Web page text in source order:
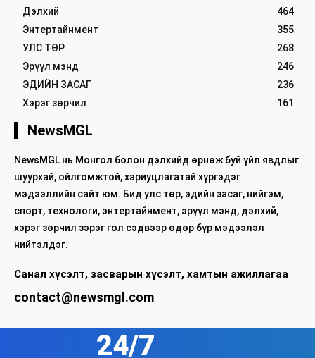
Дэлхий
464
Энтертайнмент
355
УЛС ТӨР
268
Эрүүл мэнд
246
ЭДИЙН ЗАСАГ
236
Хэрэг зөрчил
161
NewsMGL
NewsMGL нь Монгол болон дэлхийд өрнөж буй үйл явдлыг
шуурхай, ойлгомжтой, хариуцлагатай хүргэдэг
мэдээллийн сайт юм. Бид улс төр, эдийн засаг, нийгэм,
спорт, технологи, энтертайнмент, эрүүл мэнд, дэлхий,
хэрэг зөрчил зэрэг гол сэдвээр өдөр бүр мэдээлэл
нийтэлдэг.
Санал хүсэлт, засварын хүсэлт, хамтын ажиллагаа
contact@newsmgl.com
24/7